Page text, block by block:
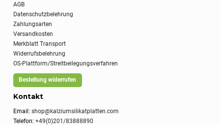
AGB
Datenschutzbelehrung
Zahlungsarten
Versandkosten
Merkblatt Transport
Widerrufsbelehrung
OS-Plattform/Streitbeilegungsverfahren
Bestellung widerrufen
Kontakt
Email:shop@kalziumsilikatplatten.com
Telefon:+49(0)201/83888890